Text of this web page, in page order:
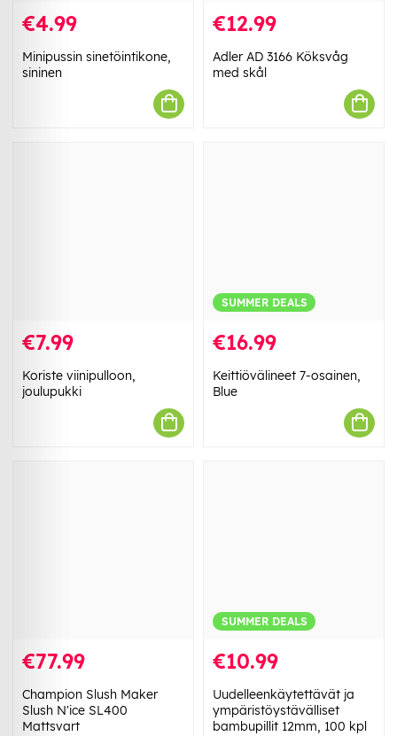
€4.99
Minipussin sinetöintikone,
sininen
€12.99
Adler AD 3166 Köksvåg
med skål
€7.99
Koriste viinipulloon,
joulupukki
SUMMER DEALS
€16.99
Keittiövälineet 7-osainen,
Blue
€77.99
Champion Slush Maker
Slush N'ice SL400
Mattsvart
SUMMER DEALS
€10.99
Uudelleenkäytettävät ja
ympäristöystävälliset
bambupillit 12mm, 100 kpl